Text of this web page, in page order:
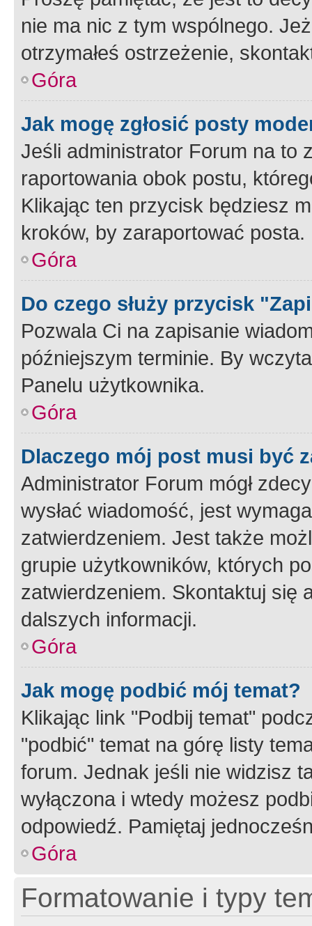
nie ma nic z tym wspólnego.
otrzymałeś ostrzeżenie,
Góra
Jak mogę zgłosić posty
Jeśli administrator Forum na to
raportowania obok postu,
Klikając ten przycisk będziesz
kroków, by zaraportować posta.
Góra
Do czego służy przycisk
Pozwala Ci na zapisanie
późniejszym terminie. By
Panelu użytkownika.
Góra
Dlaczego mój post musi być
Administrator Forum mógł
wysłać wiadomość, jest
zatwierdzeniem. Jest także
grupie użytkowników, których
zatwierdzeniem. Skontaktuj się
dalszych informacji.
Góra
Jak mogę podbić mój temat?
Klikając link "Podbij temat"
"podbić" temat na górę listy
forum. Jednak jeśli nie widzisz
wyłączona i wtedy możesz
odpowiedź. Pamiętaj
Góra
Formatowanie i typy